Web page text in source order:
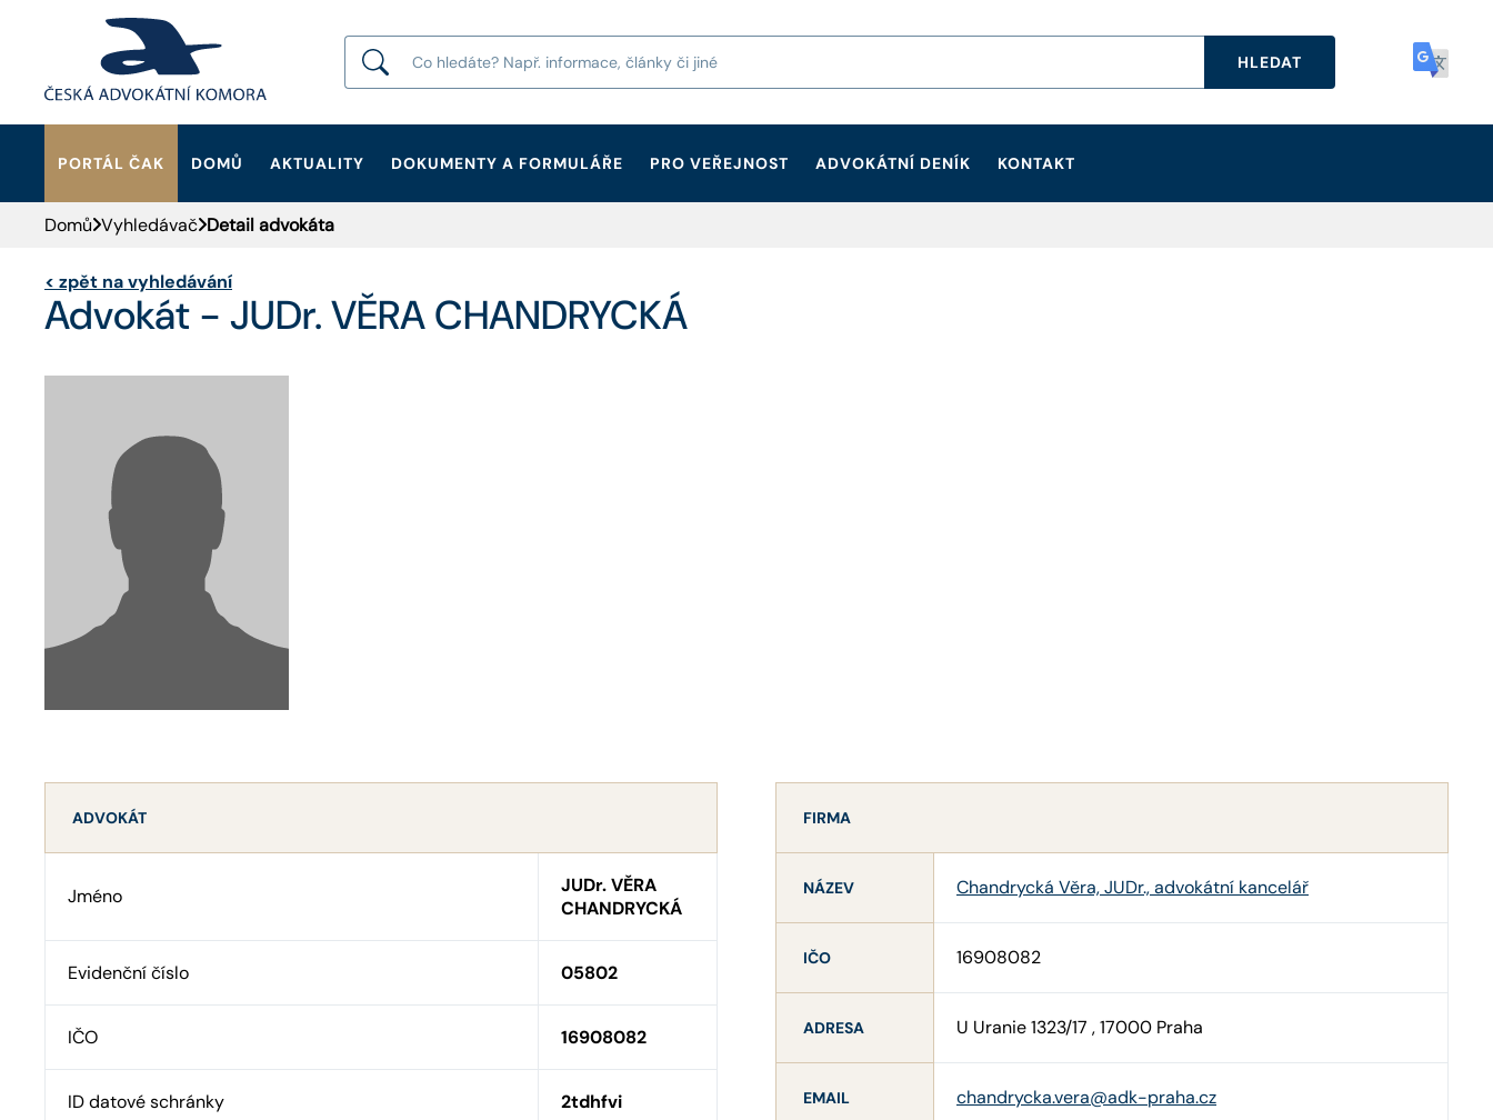
HLEDAT
PORTÁL ČAK DOMŮ AKTUALITY DOKUMENTY A FORMULÁŘE PRO VEŘEJNOST ADVOKÁTNÍ DENÍK
KONTAKT
HLEDAT
Domů Vyhledávač Detail advokáta
< zpět na vyhledávání
Advokát - JUDr. VĚRA CHANDRYCKÁ
ADVOKÁT
Jméno
JUDr. VĚRA
CHANDRYCKÁ
Evidenční číslo 05802
IČO 16908082
ID datové schránky 2tdhfvi
FIRMA
NÁZEV Chandrycká Věra, JUDr., advokátní kancelář
IČO 16908082
ADRESA U Uranie 1323/17 , 17000 Praha
EMAIL chandrycka.vera@adk-praha.cz